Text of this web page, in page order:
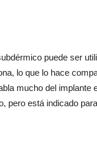
puede ser
lo que lo hace
mucho del implante
pero está indicado